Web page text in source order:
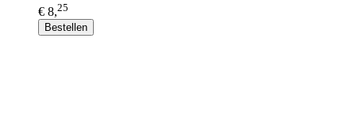
€ 8,25
Bestellen